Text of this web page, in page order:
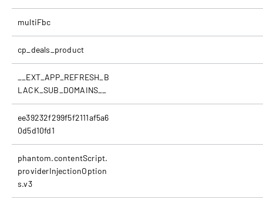
multiFbc
cp_deals_product
__EXT_APP_REFRESH_B
LACK_SUB_DOMAINS__
ee39232f299f5f2111af5a6
0d5d10fd1
phantom.contentScript.
providerInjectionOption
s.v3